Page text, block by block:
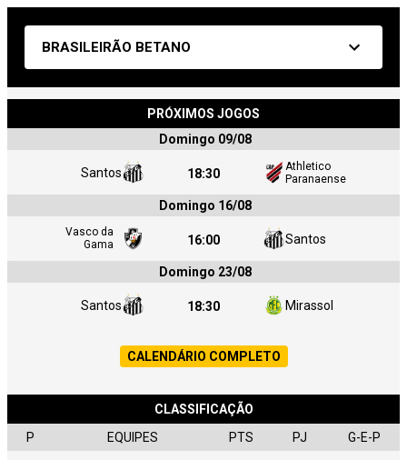
BRASILEIRÃO BETANO
PRÓXIMOS JOGOS
Domingo 09/08
Santos 18:30
Athletico
Paranaense
Domingo 16/08
Vasco da
Gama
16:00 Santos
Domingo 23/08
Santos 18:30 Mirassol
CALENDÁRIO COMPLETO
CLASSIFICAÇÃO
P
EQUIPES PTS PJ G-E-P